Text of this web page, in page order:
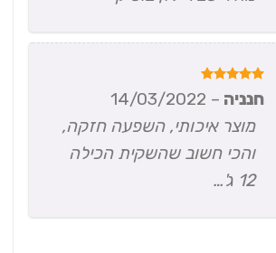
דורג5
מתוך 5
חנניה–
14/03/2022
מוצר איכותי, השפעה חזקה,
והכי חשוב שהשקית הכילה
12 ג'…